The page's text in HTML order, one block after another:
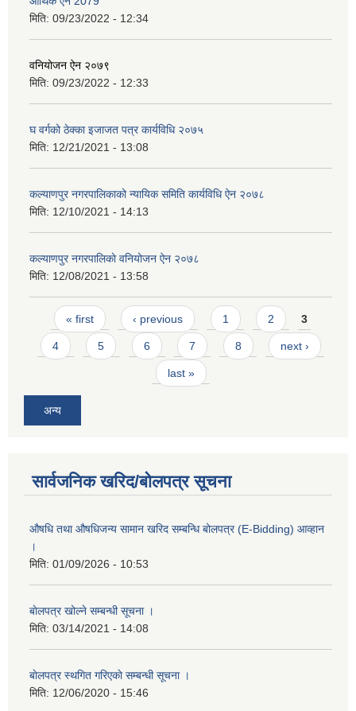
मिति: 09/23/2022 - 12:34
वनियोजन ऐन २०७९
मिति: 09/23/2022 - 12:33
घ वर्गको ठेक्का इजाजत पत्र कार्यविधि २०७५
मिति: 12/21/2021 - 13:08
कल्याणपुर नगरपालिकाको न्यायिक समिति कार्यविधि ऐन २०७८
मिति: 12/10/2021 - 14:13
कल्याणपुर नगरपालिकाे वनियोजन ऐन २०७८
मिति: 12/08/2021 - 13:58
Pages
« first ‹ previous 1 2 3
4 5 6 7 8 next ›
last »
अन्य
सार्वजनिक खरिद/बोलपत्र सूचना
औषधि तथा औषधिजन्य सामान खरिद सम्बन्धि बोलपत्र (E-Bidding) आव्हान
।
मिति: 01/09/2026 - 10:53
बाेलपत्र खोल्ने सम्बन्धी सूचना ।
मिति: 03/14/2021 - 14:08
बाेलपत्र स्थगित गरिएकाे सम्बन्धी सूचना ।
मिति: 12/06/2020 - 15:46